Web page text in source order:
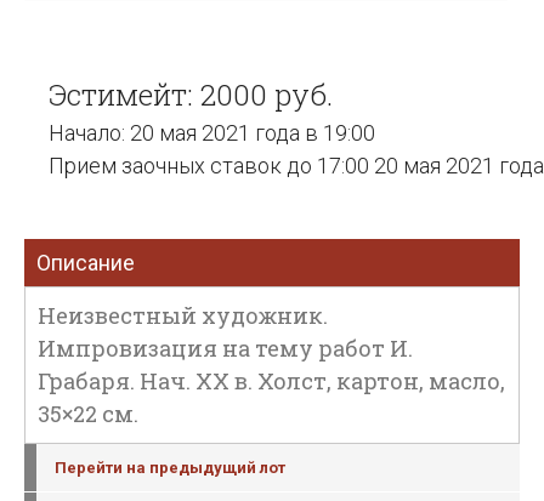
Эстимейт: 2000 руб.
Начало: 20 мая 2021 года в 19:00
Прием заочных ставок до 17:00 20 мая 2021 года
Описание
Неизвестный художник.
Импровизация на тему работ И.
Грабаря. Нач. ХХ в. Холст, картон, масло,
35×22 см.
Перейти на предыдущий лот